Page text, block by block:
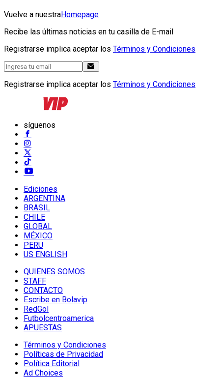
Vuelve a nuestraHomepage
Recibe las últimas noticias en tu casilla de E-mail
Registrarse implica aceptar los Términos y Condiciones
Registrarse implica aceptar los Términos y Condiciones
síguenos
Ediciones
ARGENTINA
BRASIL
CHILE
GLOBAL
MÉXICO
PERU
US ENGLISH
QUIENES SOMOS
STAFF
CONTACTO
Escribe en Bolavip
RedGol
Futbolcentroamerica
APUESTAS
Términos y Condiciones
Políticas de Privacidad
Política Editorial
Ad Choices